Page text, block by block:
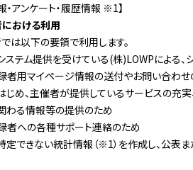
・アンケート・履歴情報 ※1】
おける利用
は以下の要領で利用します。
ステム提供を受けている(株)LOWPによる、
者用マイページ情報の送付やお問い合わせ
じめ、主催者が提供しているサービスの充
わる情報等の提供のため
者への各種サポート連絡のため
定できない統計情報（※1）を作成し、公表